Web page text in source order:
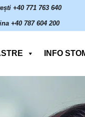
+40 771 763 640
+40 787 604 200
INFO